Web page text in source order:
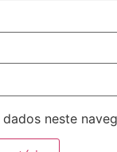
dados neste